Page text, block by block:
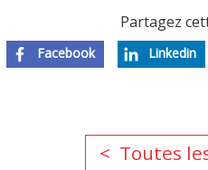
Partagez
Facebook Linkedin
Toutes